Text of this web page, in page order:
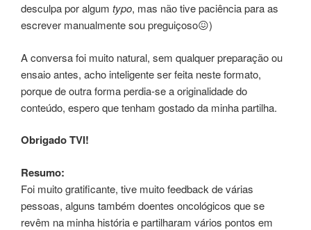
desculpa por algum typo, mas não tive paciência para as
escrever manualmente sou preguiçoso😖)
A conversa foi muito natural, sem qualquer preparação ou
ensaio antes, acho inteligente ser feita neste formato,
porque de outra forma perdia-se a originalidade do
conteúdo, espero que tenham gostado da minha partilha.
Obrigado TVI!
Resumo:
Foi muito gratificante, tive muito feedback de várias
pessoas, alguns também doentes oncológicos que se
revêm na minha história e partilharam vários pontos em